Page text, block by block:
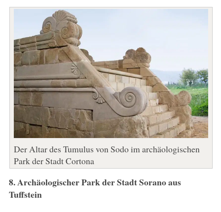
Der Altar des Tumulus von Sodo im archäologischen
Park der Stadt Cortona
8. Archäologischer Park der Stadt Sorano aus
Tuffstein